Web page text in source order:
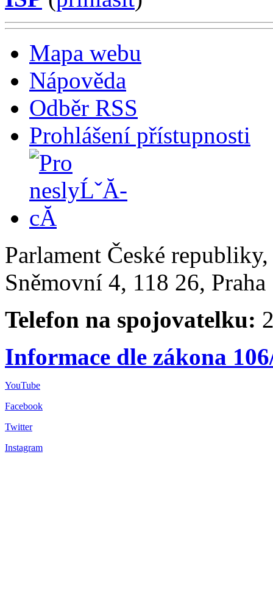
Mapa webu
Nápověda
Odběr RSS
Prohlášení přístupnosti
Parlament České
Sněmovní 4, 118 26,
Telefon na spojovatelku:
Informace dle zákona
YouTube
Facebook
Twitter
Instagram